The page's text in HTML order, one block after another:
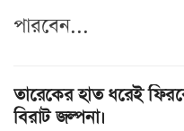
পারবেন...
তারেকের হাত ধরেই
বিরাট জল্পনা।